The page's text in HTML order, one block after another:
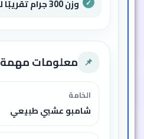
وزن 300 جرام تقريبًا لكل قطعة
📌 معلومات مهمة
الخامة
شامبو عشبي طبيعي